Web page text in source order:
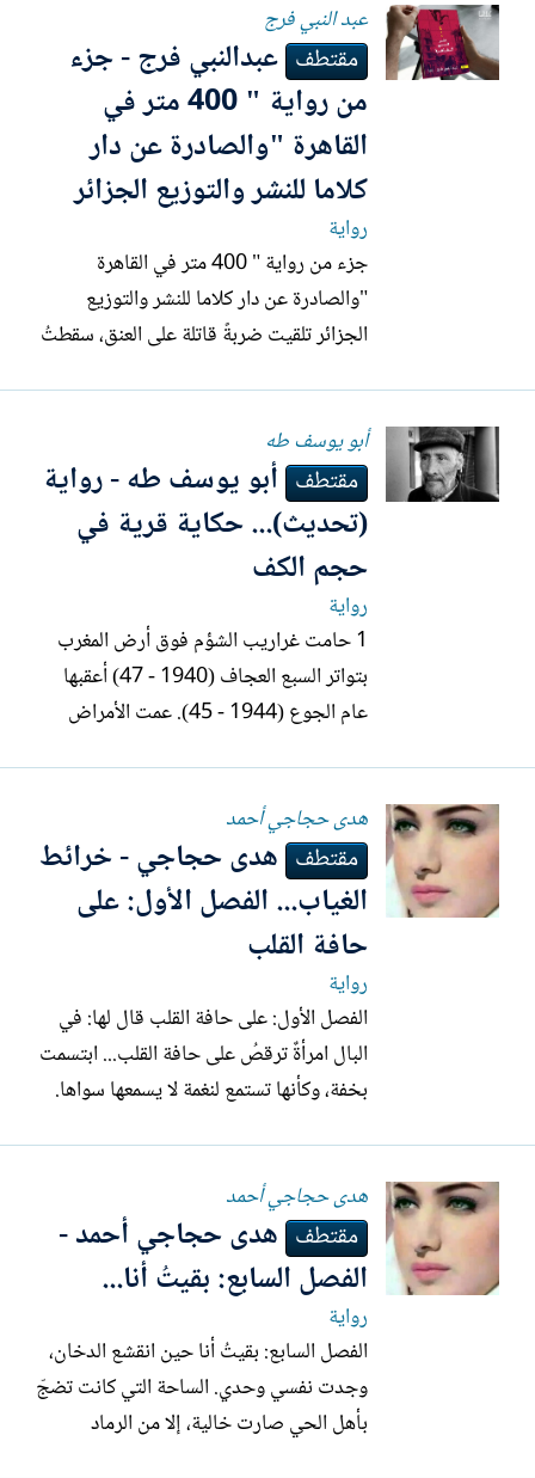
تنتظرني. --- كان الأمرُ أشبهَ بالدخولِ إلى
بيتٍ مهجور. أظنُّ...
عبد النبي فرج
مقتطف عبدالنبي فرج - جزء
من رواية " 400 متر في
القاهرة "والصادرة عن دار
كلاما للنشر والتوزيع الجزائر
رواية
جزء من رواية " 400 متر في القاهرة
"والصادرة عن دار كلاما للنشر والتوزيع
الجزائر تلقيت ضربةً قاتلة على العنق، سقطتُ
تتسع نتيجةَ نزيف من الرأس ودوار خفيف
وصور تتابع خاطفةً، وجوه متعددة، شرائح
ضوء تظهر ثم تختفي،...
أبو يوسف طه
مقتطف أبو يوسف طه - رواية
(تحديث)... حكاية قرية في
حجم الكف
رواية
1 حامت غراريب الشؤم فوق أرض المغرب
بتواتر السبع العجاف (1940 - 47) أعقبها
عام الجوع (1944 - 45). عمت الأمراض
النساء حاملات المناجل في الظهيرة عن نبات
إيرني في أرض الحقول الجدباء ليعدن منه
بعد معالجة سمِّيته خبزا ، يغلى...
ھدى حجاجي أحمد
مقتطف ھدى حجاجي - خرائط
الغياب... الفصل الأول: على
حافة القلب
رواية
الفصل الأول: على حافة القلب قال لها: في
البال امرأةٌ ترقصُ على حافة القلب... ابتسمت
بخفة، وكأنها تستمع لنغمة لا يسمعها سواها.
وأعجنُ من خوائكَ طفلاً يشبهُ شتاتي… ثم
أُسمّيهِ أنت. جلسا على أطراف مقهى صغير،
قرب...
ھدى حجاجي أحمد
مقتطف ھدى حجاجي أحمد -
الفصل السابع: بقيتُ أنا...
رواية
الفصل السابع: بقيتُ أنا حين انقشع الدخان،
وجدت نفسي وحدي. الساحة التي كانت تضجّ
بأهل الحي صارت خالية، إلا من الرماد